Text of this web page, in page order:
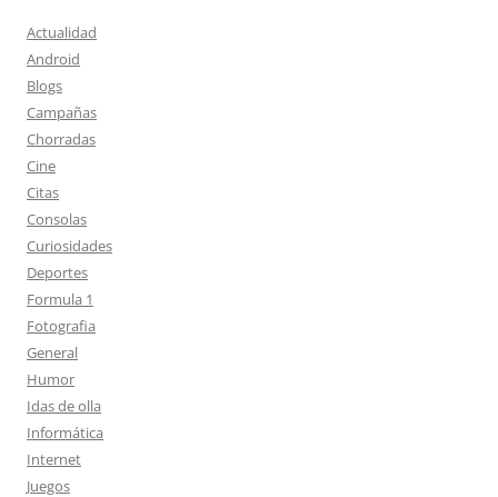
Actualidad
Android
Blogs
Campañas
Chorradas
Cine
Citas
Consolas
Curiosidades
Deportes
Formula 1
Fotografia
General
Humor
Idas de olla
Informática
Internet
Juegos